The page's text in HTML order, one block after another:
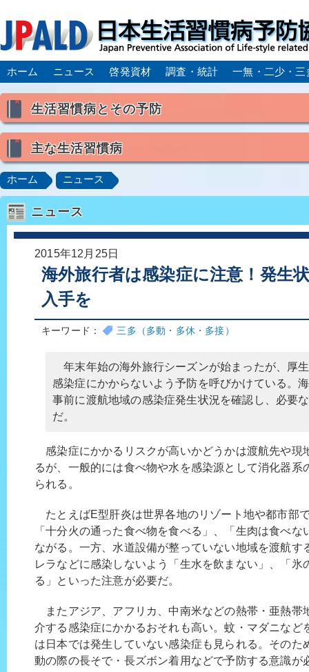
ホーム ニュース 啓発資材 調査・統計 一無・二少・三
生活習慣病とその予防
喫煙
食生活
主な生活習慣病
高血圧 脂質異常症（高脂血症）
肥満症／メタボリックシンドローム
動脈硬化
心
脂肪肝／NAFLD／NASH
ロコモティブシンドローム／サルコペニア／フレイル
ホーム ニュース
ニュース
2015年12月25日
海外旅行者は感染症に注意！発生
入手を
キーワード： 三多（多動・多休・多接）
年末年始の海外旅行シーズンが始まったが、厚
感染症にかからないよう予防を呼びかけている。
事前に渡航地域の感染症発生状況を確認し、必要
だ。
感染症にかかるリスクが高いかどうかは渡航先や現
るが、一般的には食べ物や水を感染源として消化器系
られる。
たとえばE型肝炎は世界各地のリゾート地や都市部
「十分火の通った食べ物を食べる」、「生肉は食べ
ながる。一方、水道設備が整っていない地域を渡航す
レラなどに感染しないよう「生水を飲まない」、「氷
る」といった注意が必要だ。
またアジア、アフリカ、中南米などの熱帯・亜熱帯
介する感染症にかかるおそれも高い。蚊・マダニなど
は日本では発生していない感染症も見られる。そのた
動の際の長そで・長ズボン着用などで予防する意識が